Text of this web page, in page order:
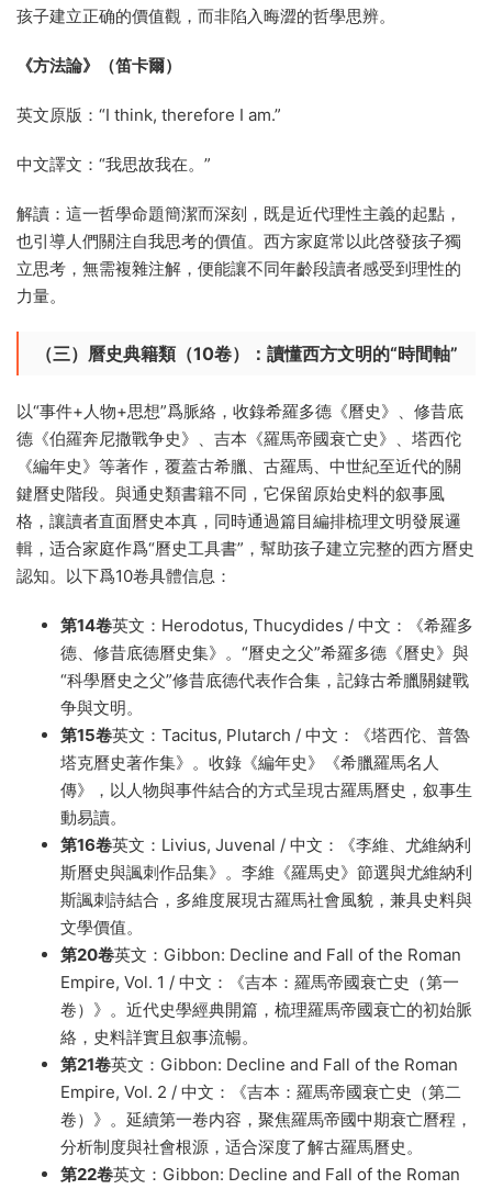
孩子建立正确的價值觀，而非陷入晦澀的哲學思辨。
《方法論》（笛卡爾）
英文原版：“I think, therefore I am.”
中文譯文：“我思故我在。”
解讀：這一哲學命題簡潔而深刻，既是近代理性主義的起點，
也引導人們關注自我思考的價值。西方家庭常以此啓發孩子獨
立思考，無需複雜注解，便能讓不同年齡段讀者感受到理性的
力量。
（三）曆史典籍類（10卷）：讀懂西方文明的“時間軸”
以“事件+人物+思想”爲脈絡，收錄希羅多德《曆史》、修昔底
德《伯羅奔尼撒戰争史》、吉本《羅馬帝國衰亡史》、塔西佗
《編年史》等著作，覆蓋古希臘、古羅馬、中世紀至近代的關
鍵曆史階段。與通史類書籍不同，它保留原始史料的叙事風
格，讓讀者直面曆史本真，同時通過篇目編排梳理文明發展邏
輯，适合家庭作爲“曆史工具書”，幫助孩子建立完整的西方曆史
認知。以下爲10卷具體信息：
第14卷英文：Herodotus, Thucydides / 中文：《希羅多
德、修昔底德曆史集》。“曆史之父”希羅多德《曆史》與
“科學曆史之父”修昔底德代表作合集，記錄古希臘關鍵戰
争與文明。
第15卷英文：Tacitus, Plutarch / 中文：《塔西佗、普魯
塔克曆史著作集》。收錄《編年史》《希臘羅馬名人
傳》，以人物與事件結合的方式呈現古羅馬曆史，叙事生
動易讀。
第16卷英文：Livius, Juvenal / 中文：《李維、尤維納利
斯曆史與諷刺作品集》。李維《羅馬史》節選與尤維納利
斯諷刺詩結合，多維度展現古羅馬社會風貌，兼具史料與
文學價值。
第20卷英文：Gibbon: Decline and Fall of the Roman
Empire, Vol. 1 / 中文：《吉本：羅馬帝國衰亡史（第一
卷）》。近代史學經典開篇，梳理羅馬帝國衰亡的初始脈
絡，史料詳實且叙事流暢。
第21卷英文：Gibbon: Decline and Fall of the Roman
Empire, Vol. 2 / 中文：《吉本：羅馬帝國衰亡史（第二
卷）》。延續第一卷内容，聚焦羅馬帝國中期衰亡曆程，
分析制度與社會根源，适合深度了解古羅馬曆史。
第22卷英文：Gibbon: Decline and Fall of the Roman